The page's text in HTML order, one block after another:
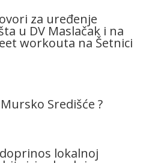
za uređenje
u DV Maslačak i na
workouta na Šetnici
Središće ?
lokalnoj